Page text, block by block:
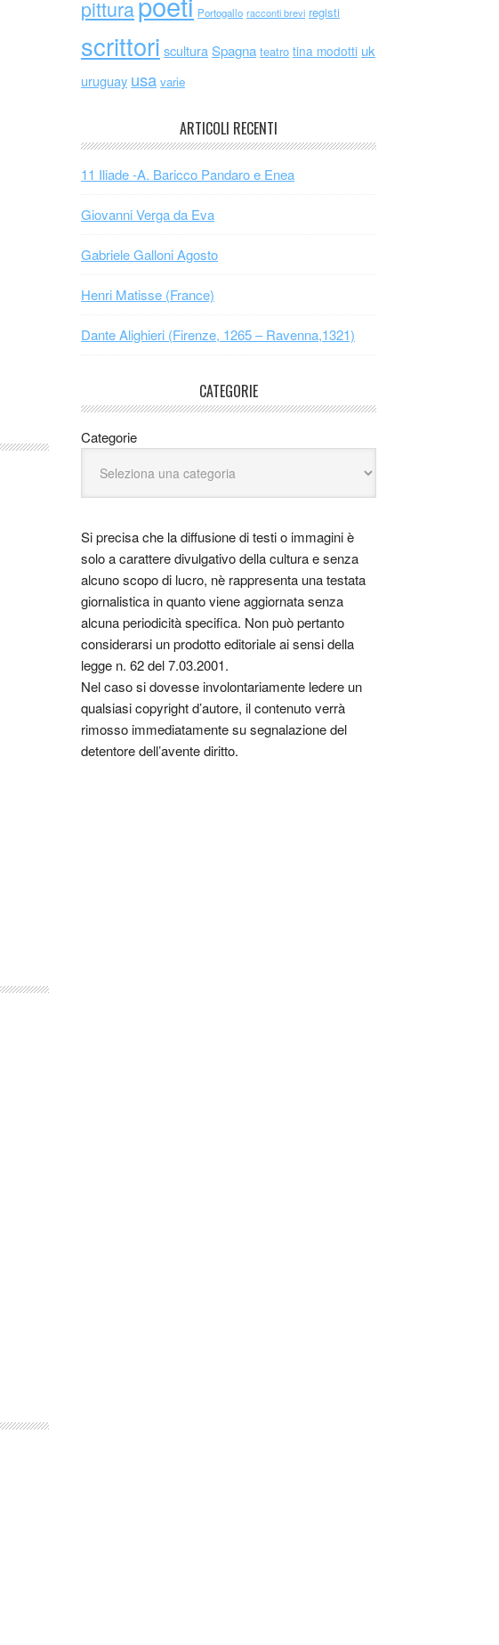
pittura Portogallo racconti brevi registi
scrittori scultura Spagna teatro tina modotti uk
uruguay usa varie
ARTICOLI RECENTI
11 Iliade -A. Baricco Pandaro e Enea
Giovanni Verga da Eva
Gabriele Galloni Agosto
Henri Matisse (France)
Dante Alighieri (Firenze, 1265 – Ravenna,1321)
CATEGORIE
Categorie
Si precisa che la diffusione di testi o immagini è
solo a carattere divulgativo della cultura e senza
alcuno scopo di lucro, nè rappresenta una testata
giornalistica in quanto viene aggiornata senza
alcuna periodicità specifica. Non può pertanto
considerarsi un prodotto editoriale ai sensi della
legge n. 62 del 7.03.2001.
Nel caso si dovesse involontariamente ledere un
qualsiasi copyright d’autore, il contenuto verrà
rimosso immediatamente su segnalazione del
detentore dell’avente diritto.